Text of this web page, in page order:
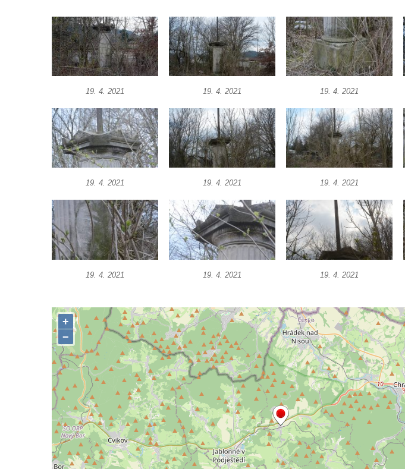
Kříž u brány na hřbitov ve Velešíně
Kříž na zahradě domu čp. 127 v Římově
Kříž u fary v Římově
Kříž u lípy Jana Gurreho v Římově
Centrální kříž hřbitova v Římově
Kříž na návsi v Dolním Třeboníně
Kříž poblíž domu čp. 169 v Plavu
Kříž na návsi v Plavu
Boží muka v Plavu
Kříž u Obrázku severovýchodně od
Práchně
Kříž na rozcestí u domu čp. 283 v Dolním
Kříž u domu čp. 155 v Chřibské
Údajný kříž u domu čp. 283 ve Chřibské
Kříž jižně od Bukolu
Kříž na návsi v Bukolu
Centrální kříž hřbitova v Hrobčicích
Kříž u silnice z Chouče do Mirošovic
Centrální kříž hřbitova v Chouči
Kříž na rozcestí v Záluží
Kříž v ulici V Zátiší v Dobříni
19. 4. 2021 19. 4. 2021 19. 4. 2021
19. 4. 2021 19. 4. 2021 19. 4. 2021
19. 4. 2021 19. 4. 2021 19. 4. 2021